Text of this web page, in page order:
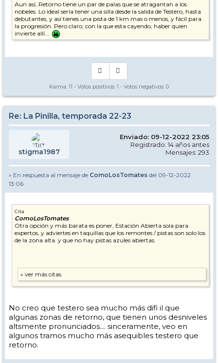
Aun así, Retorno tiene un par de palas que se atragantan a los
nobeles. Lo ideal sería tener una silla desde la salida de Testero, hasta
debutantes, y así tienes una pista de 1 km mas o menos, y fácil para
la progresión. Pero claro, con la que esta cayendo, haber quien
invierte allí...
Karma: 11 - Votos positivos: 1 - Votos negativos: 0
Re: La Pinilla, temporada 22-23
stigma1987
Enviado: 09-12-2022 23:05
Registrado: 14 años antes
Mensajes: 293
» En respuesta al mensaje de ComoLosTomates del 09-12-2022
13:06
Cita
ComoLosTomates
Otra opción y más barata es poner, Estación Abierta sola para
expertos, y adviertes en taquillas que los remontes / pistas son solo los
de la zona alta. y que no hay pistas azules abiertas.
No creo que testero sea mucho más difi il que
algunas zonas de retorno, que tienen unos desniveles
altsmente pronunciados.... sinceramente, veo en
algunos tramos mucho más asequibles testero que
retorno.